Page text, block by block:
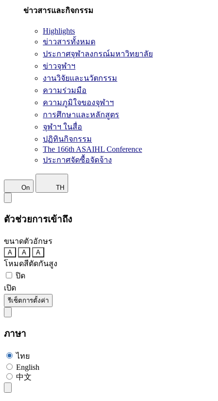
ข่าวสารและกิจกรรม
Highlights
ข่าวสารทั้งหมด
ประกาศจุฬาลงกรณ์มหาวิทยาลัย
ข่าวจุฬาฯ
งานวิจัยและนวัตกรรม
ความร่วมมือ
ความภูมิใจของจุฬาฯ
การศึกษาและหลักสูตร
จุฬาฯ ในสื่อ
ปฏิทินกิจกรรม
The 166th ASAIHL Conference
ประกาศจัดซื้อจัดจ้าง
On TH
ตัวช่วยการเข้าถึง
ขนาดตัวอักษร
A A A
โหมดสีตัดกันสูง
ปิด
เปิด
รีเซ็ตการตั้งค่า
ภาษา
ไทย
English
中文